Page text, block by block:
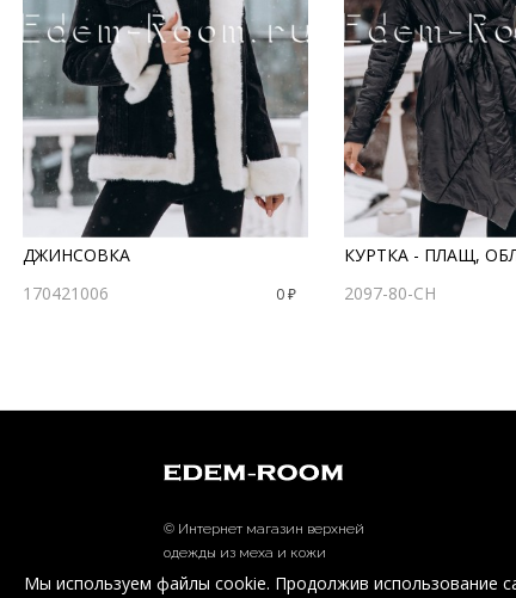
ДЖИНСОВКА
170421006
0 ₽
КУРТКА - ПЛАЩ,
2097-80-CH
© Интернет магазин верхней
одежды из меха и кожи
EDEM-ROOM 2011-2026
Мы используем файлы cookie. Продолжив использование